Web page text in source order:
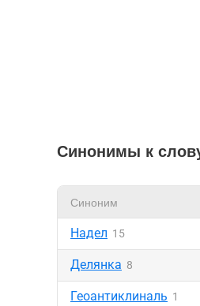
Синонимы к
Синоним
Надел 15
Делянка 8
Геоантиклиналь 1